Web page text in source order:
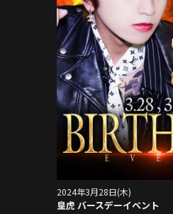
2024年3月28日(木)
皇虎 バースデーイベント